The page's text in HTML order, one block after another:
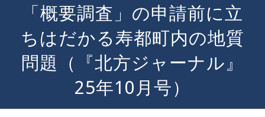
「概要調査」の申請前に立
ちはだかる寿都町内の地質
問題（『北方ジャーナル』
25年10月号）